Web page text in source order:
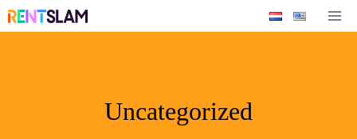
Ga
naar
Uncategorized